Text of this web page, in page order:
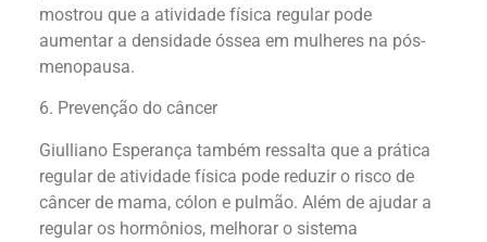
mostrou que a atividade física regular pode
aumentar a densidade óssea em mulheres na pós-
menopausa.
6. Prevenção do câncer
Giulliano Esperança também ressalta que a prática
regular de atividade física pode reduzir o risco de
câncer de mama, cólon e pulmão. Além de ajudar a
regular os hormônios, melhorar o sistema